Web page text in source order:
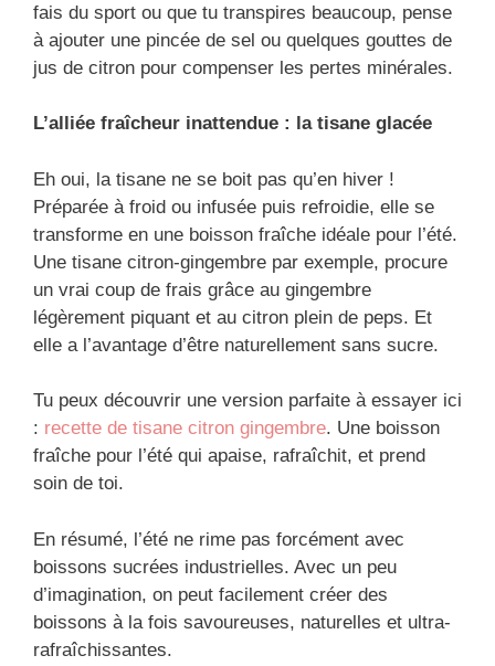
fais du sport ou que tu transpires beaucoup, pense
à ajouter une pincée de sel ou quelques gouttes de
jus de citron pour compenser les pertes minérales.
L’alliée fraîcheur inattendue : la tisane glacée
Eh oui, la tisane ne se boit pas qu’en hiver !
Préparée à froid ou infusée puis refroidie, elle se
transforme en une boisson fraîche idéale pour l’été.
Une tisane citron-gingembre par exemple, procure
un vrai coup de frais grâce au gingembre
légèrement piquant et au citron plein de peps. Et
elle a l’avantage d’être naturellement sans sucre.
Tu peux découvrir une version parfaite à essayer ici
: recette de tisane citron gingembre. Une boisson
fraîche pour l’été qui apaise, rafraîchit, et prend
soin de toi.
En résumé, l’été ne rime pas forcément avec
boissons sucrées industrielles. Avec un peu
d’imagination, on peut facilement créer des
boissons à la fois savoureuses, naturelles et ultra-
rafraîchissantes.